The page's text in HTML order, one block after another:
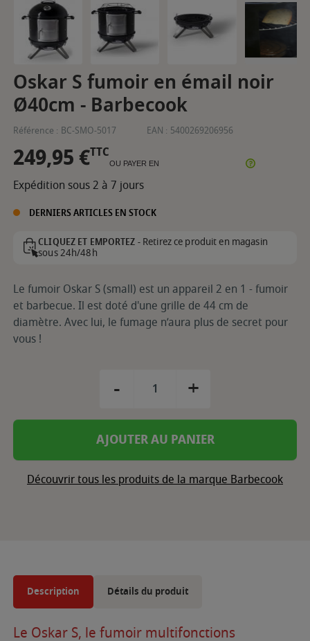
Oskar S fumoir en émail noir
Ø40cm - Barbecook
Référence : BC-SMO-5017 EAN : 5400269206956
249,95 €TTC
OU PAYER EN
Expédition sous 2 à 7 jours
DERNIERS ARTICLES EN STOCK
CLIQUEZ ET EMPORTEZ -Retirez ce produit en magasin
sous 24h/48h
Le fumoir Oskar S (small) est un appareil 2 en 1 - fumoir
et barbecue. Il est doté d'une grille de 44 cm de
diamètre. Avec lui, le fumage n’aura plus de secret pour
vous !
- +
AJOUTER AU PANIER
Découvrir tous les produits de la marque Barbecook
Description Détails du produit
Le Oskar S, le fumoir multifonctions